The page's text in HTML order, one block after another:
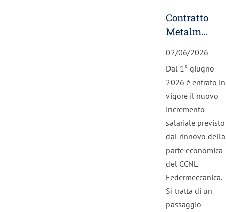
Contratto
l’aumento
di giugno
2026
02/06/2026
Dal 1° giugno
2026 è entrato in
vigore il nuovo
incremento
salariale previsto
dal rinnovo della
parte economica
del CCNL
Federmeccanica.
Si tratta di un
passaggio